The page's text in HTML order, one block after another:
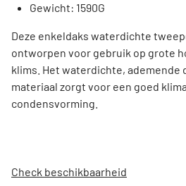
Gewicht: 1590G
Deze enkeldaks waterdichte
ontworpen voor gebruik op grote
klims. Het waterdichte, ademende
materiaal zorgt voor een goed
condensvorming.